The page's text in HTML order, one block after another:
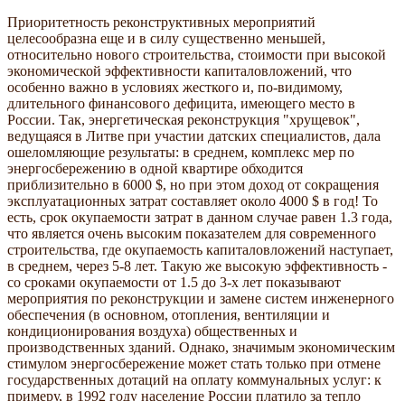
Приоритетность реконструктивных мероприятий
целесообразна еще и в силу существенно меньшей,
относительно нового строительства, стоимости при высокой
экономической эффективности капиталовложений, что
особенно важно в условиях жесткого и, по-видимому,
длительного финансового дефицита, имеющего место в
России. Так, энергетическая реконструкция "хрущевок",
ведущаяся в Литве при участии датских специалистов, дала
ошеломляющие результаты: в среднем, комплекс мер по
энергосбережению в одной квартире обходится
приблизительно в 6000 $, но при этом доход от сокращения
эксплуатационных затрат составляет около 4000 $ в год! То
есть, срок окупаемости затрат в данном случае равен 1.3 года,
что является очень высоким показателем для современного
строительства, где окупаемость капиталовложений наступает,
в среднем, через 5-8 лет. Такую же высокую эффективность -
со сроками окупаемости от 1.5 до 3-х лет показывают
мероприятия по реконструкции и замене систем инженерного
обеспечения (в основном, отопления, вентиляции и
кондиционирования воздуха) общественных и
производственных зданий. Однако, значимым экономическим
стимулом энергосбережение может стать только при отмене
государственных дотаций на оплату коммунальных услуг: к
примеру, в 1992 году население России платило за тепло